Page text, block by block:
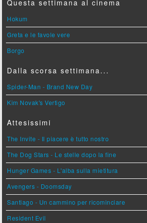
Questa settimana al cinema
Hokum
Greta e le favole vere
Borgo
Dalla scorsa settimana...
Spider-Man - Brand New Day
Kim Novak's Vertigo
Attesissimi
The Invite - Il piacere è tutto nostro
The Dog Stars - Le stelle dopo la fine
Hunger Games - L'alba sulla mietitura
Avengers - Doomsday
Santiago - Un cammino per ricominciare
Resident Evil